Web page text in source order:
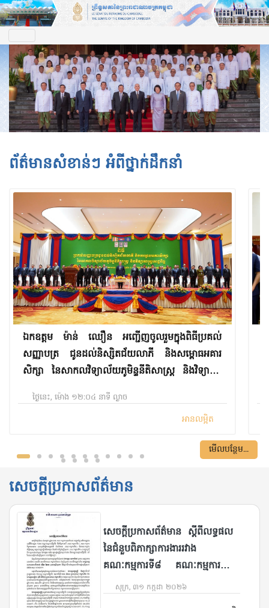
ព័ត៌មានសំខាន់ៗ អំពីថ្នាក់ដឹកនាំ
ឯកឧត្តម ម៉ាន់ ឈឿន អញ្ជើញចូលរួមក្នុងពិធីប្រគល់
សញ្ញាបត្រ ជូនដល់និស្សិតជ័យលាភី និងសម្ពោធអគារ
សិក្សា នៃសាកលវិទ្យាល័យភូមិន្ទនីតិសាស្ត្រ និងវិទ្យាស្ត្រ
សេដ្ឋកិច្ច
ថ្ងៃនេះ, ម៉ោង ១២:០៤ នាទី ល្ងាច
អានលម្អិត
មើលបន្ថែម...
សេចក្តីប្រកាសព័ត៌មាន
សេចក្តីប្រកាសព័ត៌មាន ស្តីពីលទ្ធផល
នៃជំនួបពិភាក្សាការងាររវាង
គណៈកម្មការទី៨ គណៈកម្មការទី៥
និងគណៈកម្មការទី១ព្រឹទ្ធសភា
សុក្រ, ៣១ កក្កដា ២០២៦